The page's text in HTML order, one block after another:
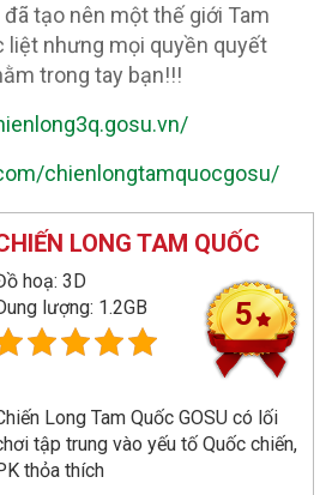
tạo nên một thế giới Tam
liệt nhưng mọi quyền quyết
trong tay bạn!!!
chienlongtamquocgosu/
LONG TAM QUỐC
hoạ: 3D
lượng: 1.2GB
5
Long Tam Quốc GOSU có lối
tập trung vào yếu tố Quốc chiến,
thỏa thích